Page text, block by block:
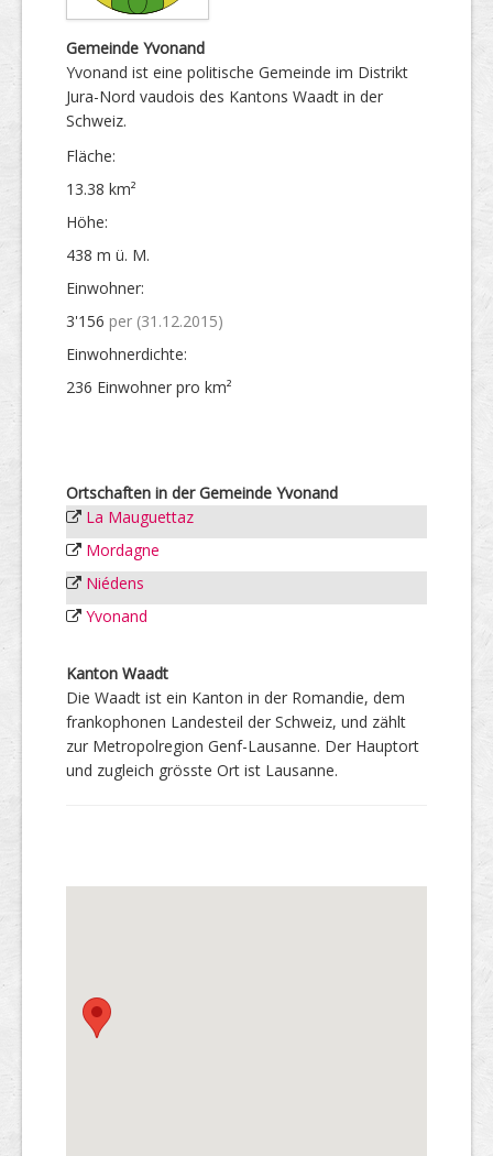
Gemeinde Yvonand
Yvonand ist eine politische Gemeinde im Distrikt
Jura-Nord vaudois des Kantons Waadt in der
Schweiz.
Fläche:
13.38 km²
Höhe:
438 m ü. M.
Einwohner:
3'156 per (31.12.2015)
Einwohner­dichte:
236 Einwohner pro km²
Ortschaften in der Gemeinde Yvonand
La Mauguettaz
Mordagne
Niédens
Yvonand
Kanton Waadt
Die Waadt ist ein Kanton in der Romandie, dem
frankophonen Landesteil der Schweiz, und zählt
zur Metropolregion Genf-Lausanne. Der Hauptort
und zugleich grösste Ort ist Lausanne.